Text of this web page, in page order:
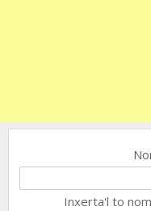
Inxerta'l to